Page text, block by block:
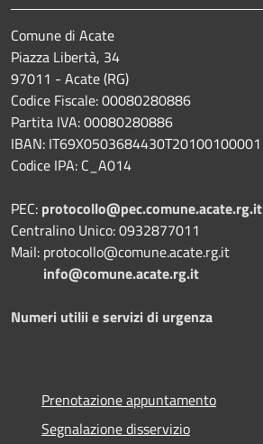
Comune di Acate
Piazza Libertà, 34
97011 - Acate (RG)
Codice Fiscale: 00080280886
Partita IVA: 00080280886
IBAN: IT69X0503684430T20100100001
Codice IPA: C_A014
PEC: protocollo@pec.comune.acate.rg.it
Centralino Unico: 0932877011
Mail: protocollo@comune.acate.rg.it
info@comune.acate.rg.it
Numeri utilii e servizi di urgenza
Prenotazione appuntamento
Segnalazione disservizio